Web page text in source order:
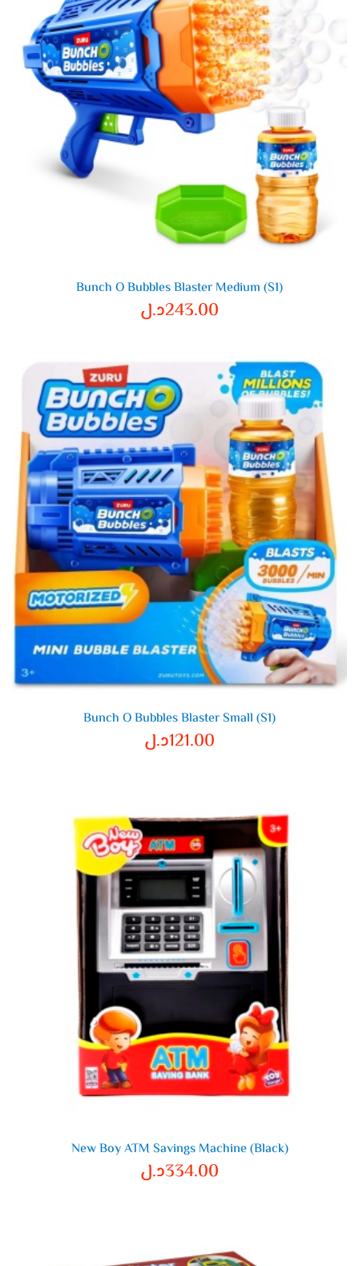
Bunch O Bubbles Blaster Medium (S1)
243.00د.ل
Bunch O Bubbles Blaster Small (S1)
121.00د.ل
New Boy ATM Savings Machine (Black)
334.00د.ل